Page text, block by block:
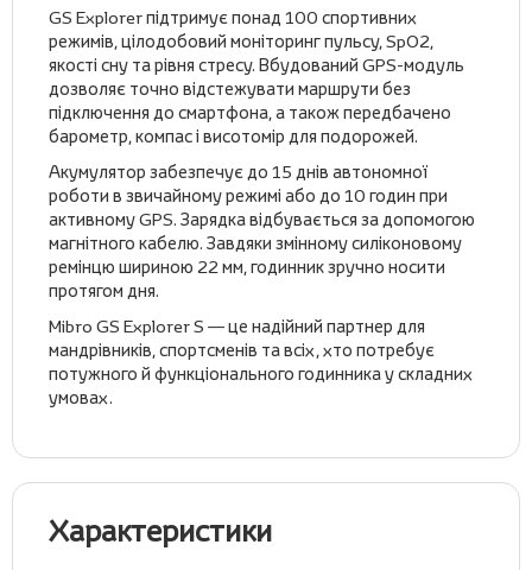
GS Explorer підтримує понад 100 спортивних
режимів, цілодобовий моніторинг пульсу, SpO2,
якості сну та рівня стресу. Вбудований GPS-модуль
дозволяє точно відстежувати маршрути без
підключення до смартфона, а також передбачено
барометр, компас і висотомір для подорожей.
Акумулятор забезпечує до 15 днів автономної
роботи в звичайному режимі або до 10 годин при
активному GPS. Зарядка відбувається за допомогою
магнітного кабелю. Завдяки змінному силіконовому
ремінцю шириною 22 мм, годинник зручно носити
протягом дня.
Mibro GS Explorer S — це надійний партнер для
мандрівників, спортсменів та всіх, хто потребує
потужного й функціонального годинника у складних
умовах.
Характеристики